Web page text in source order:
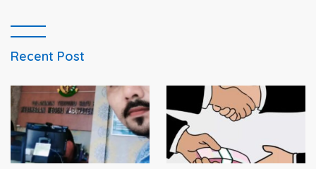
Recent Post